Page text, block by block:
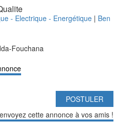
- Electrique - Energétique | Ben
Fouchana
POSTULER
cette annonce à vos amis !